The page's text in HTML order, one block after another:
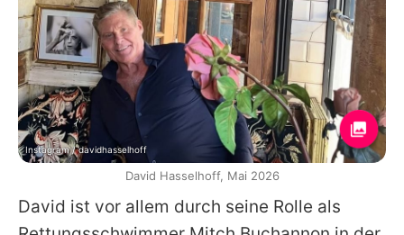
David ist vor allem durch seine Rolle als
Instagram / davidhasselhoff
David Hasselhoff, Mai 2026